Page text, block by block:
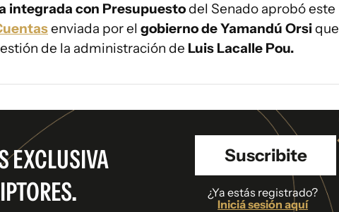
integrada con Presupuestodel Senado aprobó este
enviada por el gobierno de Yamandú Orsi que
de la administración de Luis Lacalle Pou.
EXCLUSIVA
Suscribite
¿Ya estás registrado?
Iniciá sesión aquí